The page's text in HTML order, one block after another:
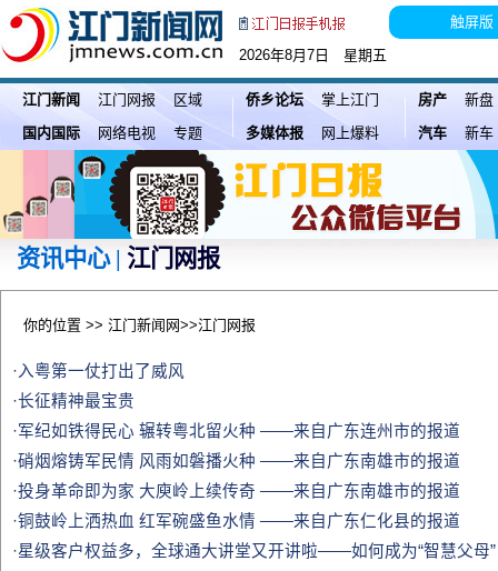
触屏版
2026年8月7日 星期五
江门新闻 江门网报 区域 侨乡论坛 掌上江门 房产
新盘
国内国际
网络电视 专题 多媒体报 网上爆料 汽车 新车
资讯中心 | 江门网报
你的位置 >> 江门新闻网>>江门网报
·入粤第一仗打出了威风
·长征精神最宝贵
·军纪如铁得民心 辗转粤北留火种 ——来自广东连州市的报道
·硝烟熔铸军民情 风雨如磐播火种 ——来自广东南雄市的报道
·投身革命即为家 大庾岭上续传奇 ——来自广东南雄市的报道
·铜鼓岭上洒热血 红军碗盛鱼水情 ——来自广东仁化县的报道
·星级客户权益多，全球通大讲堂又开讲啦——如何成为“智慧父母”